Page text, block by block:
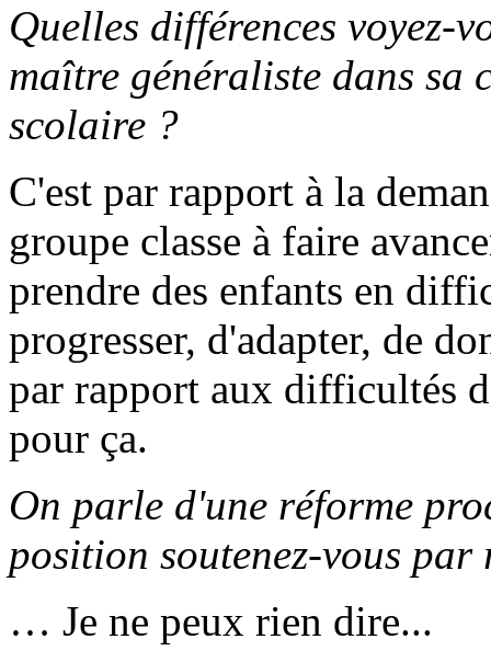
Quelles différences voyez-
maître généraliste dans sa
scolaire ?
C'est par rapport à la
groupe classe à faire
prendre des enfants en
progresser, d'adapter, de
par rapport aux difficultés
pour ça.
On parle d'une réforme
position soutenez-vous
… Je ne peux rien dire...